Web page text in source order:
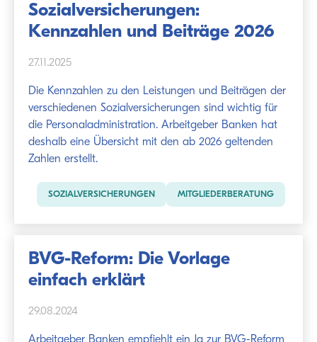
Sozialversicherungen:
Kennzahlen und Beiträge 2026
27.11.2025
Die Kennzahlen zu den Leistungen und Beiträgen der
verschiedenen Sozialversicherungen sind wichtig für
die Personaladministration. Arbeitgeber Banken hat
deshalb eine Übersicht mit den ab 2026 geltenden
Zahlen erstellt.
SOZIALVERSICHERUNGEN MITGLIEDERBERATUNG
BVG-Reform: Die Vorlage
einfach erklärt
29.08.2024